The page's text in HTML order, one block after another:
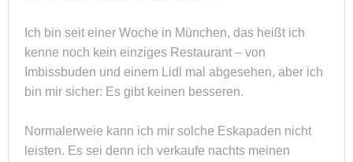
Ich bin seit einer Woche in München, das heißt ich
kenne noch kein einziges Restaurant – von
Imbissbuden und einem Lidl mal abgesehen, aber ich
bin mir sicher: Es gibt keinen besseren.
Normalerweie kann ich mir solche Eskapaden nicht
leisten. Es sei denn ich verkaufe nachts meinen